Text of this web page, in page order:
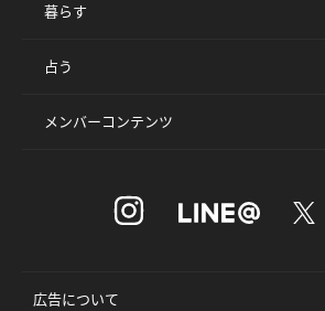
暮らす
占う
メンバーコンテンツ
広告について